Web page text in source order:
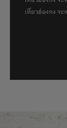
เที่ยวฮ่องกง จะ